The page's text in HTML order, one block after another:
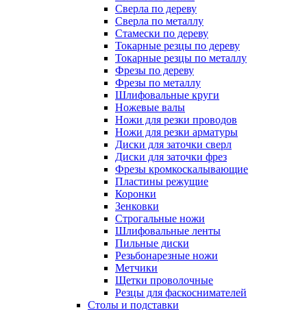
Сверла по дереву
Сверла по металлу
Стамески по дереву
Токарные резцы по дереву
Токарные резцы по металлу
Фрезы по дереву
Фрезы по металлу
Шлифовальные круги
Ножевые валы
Ножи для резки проводов
Ножи для резки арматуры
Диски для заточки сверл
Диски для заточки фрез
Фрезы кромкоскалывающие
Пластины режущие
Коронки
Зенковки
Строгальные ножи
Шлифовальные ленты
Пильные диски
Резьбонарезные ножи
Метчики
Щетки проволочные
Резцы для фаскоснимателей
Столы и подставки